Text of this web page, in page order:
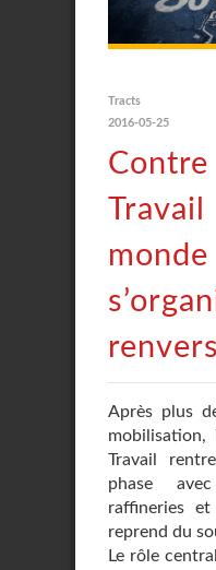
Tracts
2016-05-25
Après plus
Travail
phase
raffineries
reprend du
Le rôle